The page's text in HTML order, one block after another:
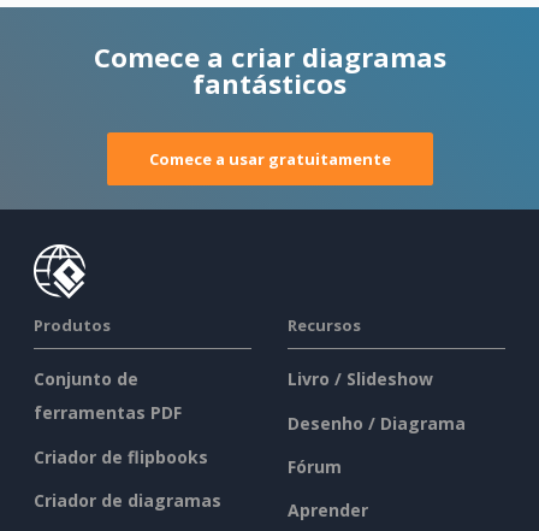
Comece a criar diagramas
fantásticos
Comece a usar gratuitamente
Produtos
Conjunto de
ferramentas PDF
Criador de flipbooks
Criador de diagramas
Recursos
Livro / Slideshow
Desenho / Diagrama
Fórum
Aprender